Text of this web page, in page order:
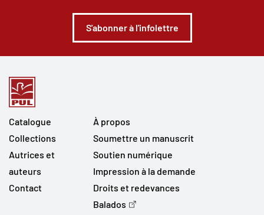
S'abonner à l'infolettre
Catalogue
Collections
Autrices et
auteurs
Contact
À propos
Soumettre un manuscrit
Soutien numérique
Impression à la demande
Droits et redevances
Balados